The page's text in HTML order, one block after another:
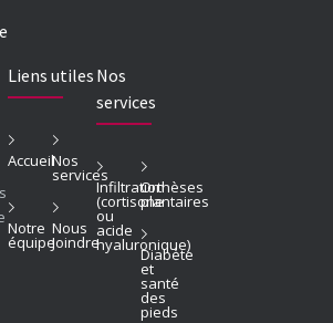
Liens utiles
AccueilNos
services
Notre
équipe
Nous
Joindre
Nos
services
Infiltration
(cortisone
ou
acide
hyaluronique)
Orthèses
plantaires
Diabète
et
santé
des
pieds